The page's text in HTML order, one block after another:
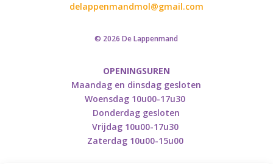
delappenmandmol@gmail.com
© 2026 De Lappenmand
OPENINGSUREN
Maandag en dinsdag gesloten
Woensdag 10u00-17u30
Donderdag gesloten
Vrijdag 10u00-17u30
Zaterdag 10u00-15u00